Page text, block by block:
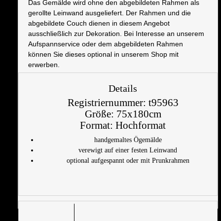
Das Gemälde wird ohne den abgebildeten Rahmen als
gerollte Leinwand ausgeliefert. Der Rahmen und die
abgebildete Couch dienen in diesem Angebot
ausschließlich zur Dekoration. Bei Interesse an unserem
Aufspannservice oder dem abgebildeten Rahmen
können Sie dieses optional in unserem Shop mit
erwerben.
Details
Registriernummer: t95963
Größe: 75x180cm
Format: Hochformat
handgemaltes Ögemälde
verewigt auf einer festen Leinwand
optional aufgespannt oder mit Prunkrahmen